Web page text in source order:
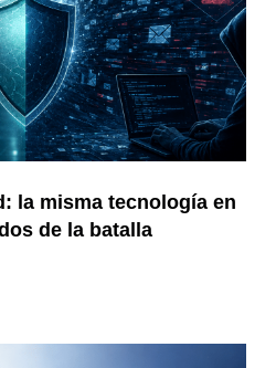
la misma tecnología en
de la batalla